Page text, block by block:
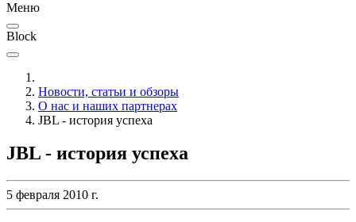
Меню
Block
Новости, статьи и обзоры
О нас и наших партнерах
JBL - история успеха
JBL - история успеха
5 февраля 2010 г.